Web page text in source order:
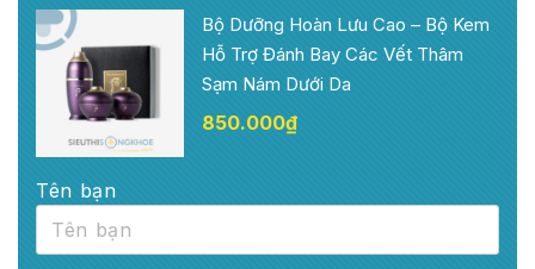
Bộ Dưỡng Hoàn Lưu Cao – Bộ Kem
Hỗ Trợ Đánh Bay Các Vết Thâm
Sạm Nám Dưới Da
850.000₫
Tên bạn